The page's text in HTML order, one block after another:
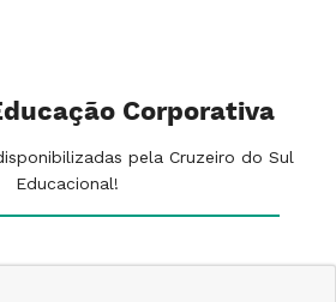
Corporativa
pela Cruzeiro do Sul
Educacional!